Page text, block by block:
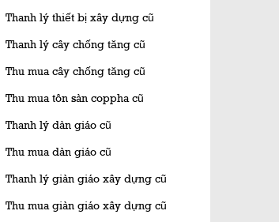
Thanh lý thiết bị xây dựng cũ
Thanh lý cây chống tăng cũ
Thu mua cây chống tăng cũ
Thu mua tôn sàn coppha cũ
Thanh lý dàn giáo cũ
Thu mua dàn giáo cũ
Thanh lý giàn giáo xây dựng cũ
Thu mua giàn giáo xây dựng cũ